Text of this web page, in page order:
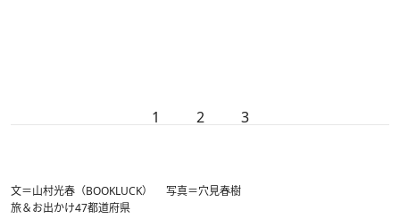
1 2 3
文＝山村光春（BOOKLUCK） 写真＝穴見春樹
旅＆お出かけ47都道府県